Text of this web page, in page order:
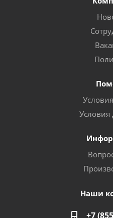
Условия
Наши
+7